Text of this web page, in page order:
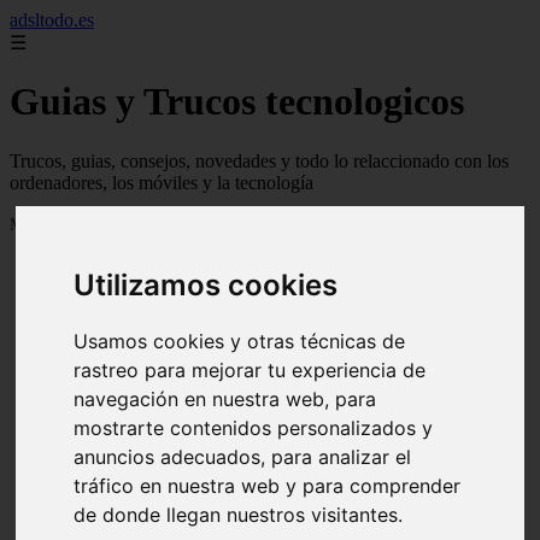
Utilizamos cookies
Usamos cookies y otras técnicas de
rastreo para mejorar tu experiencia de
navegación en nuestra web, para
mostrarte contenidos personalizados y
anuncios adecuados, para analizar el
tráfico en nuestra web y para comprender
de donde llegan nuestros visitantes.
adsltodo.es
☰
Guias y Trucos tecnologicos
Trucos, guias, consejos, novedades y todo lo relaccionado con los
ordenadores, los móviles y la tecnología
Mostrando 1 - 24 de 148 artículos
Newskill Kitsune Review 【Análisis en Español】